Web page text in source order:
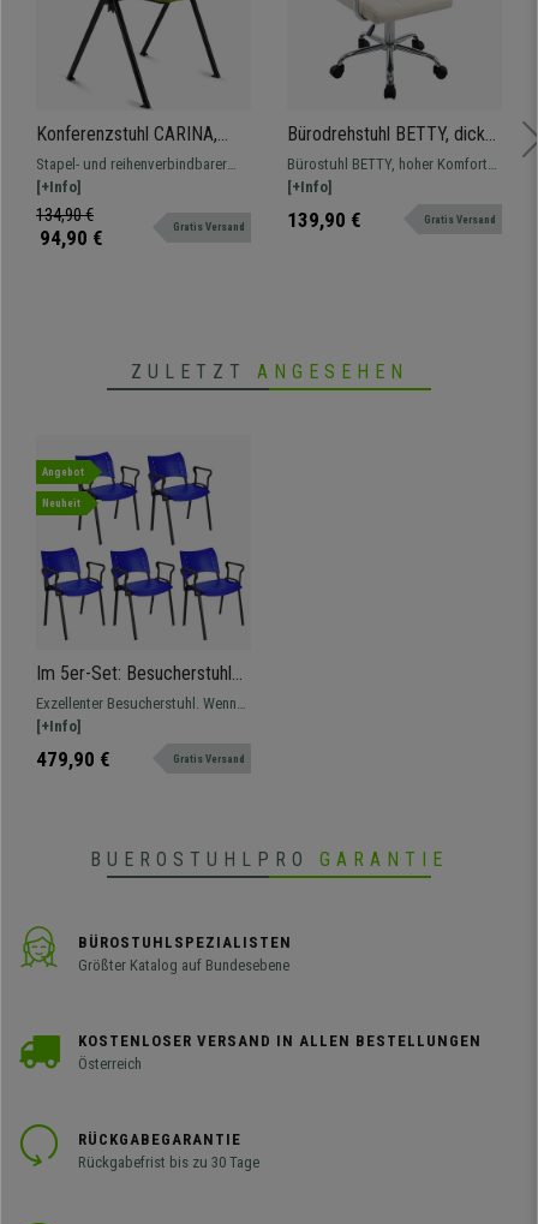
Konferenzstuhl CARINA,
stapel- und reihenverbindbar,
schwarzes Stahlgestell,
Kunstleder Farbe Grün
Stapel- und reihenverbindbarer
Konferenzstuhl. Attraktives
modernes Design, erhältlich auch
gepolstert, mit Schreibbrett und
[+Info]
134,90 €
94,90 € Gratis Versand
Bürodrehstuhl BETTY, dicke
Polsterung, Metallgestell,
Lederbezug, Farbe Beige
Bürostuhl BETTY, hoher Komfort
dank dicker Polsterung,
Lederbezug mit schicken
Ziernähten, widerstandsfähiges
[+Info]
139,90 € Gratis Versand
ZULETZT ANGESEHEN
Angebot
Neuheit
Im 5er-Set: Besucherstuhl
ELVA B MIT ARMLEHNEN,
stapelbar und sehr praktisch,
Blau
Exzellenter Besucherstuhl. Wenn
Robustheit, Komfort und einfache
Handhabung gefragt sind. Ideal
geeignet für Wartezimmer,
[+Info]
479,90 € Gratis Versand
BUEROSTUHLPRO GARANTIE
BÜROSTUHLSPEZIALISTEN
Größter Katalog auf Bundesebene
KOSTENLOSER VERSAND IN ALLEN BESTELLUNGEN
Österreich
RÜCKGABEGARANTIE
Rückgabefrist bis zu 30 Tage